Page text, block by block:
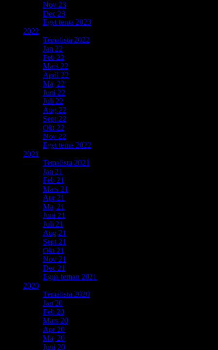
Nov 23
Dec 23
Eget tema 2023
2022
Temalista 2022
Jan 22
Feb 22
Mars 22
April 22
Maj 22
Juni 22
Juli 22
Aug 22
Sept 22
Okt 22
Nov 22
Eget tema 2022
2021
Temalista 2021
Jan 21
Feb 21
Mars 21
Apr 21
Maj 21
Juni 21
Juli 21
Aug 21
Sept 21
Okt 21
Nov 21
Dec 21
Egna teman 2021
2020
Temalista 2020
Jan 20
Feb 20
Mars 20
Apr 20
Maj 20
Juni 20